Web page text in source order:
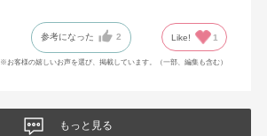
参考になった 2 Like! 1
※お客様の嬉しいお声を選び、掲載しています。（一部、編集も含む）
もっと見る